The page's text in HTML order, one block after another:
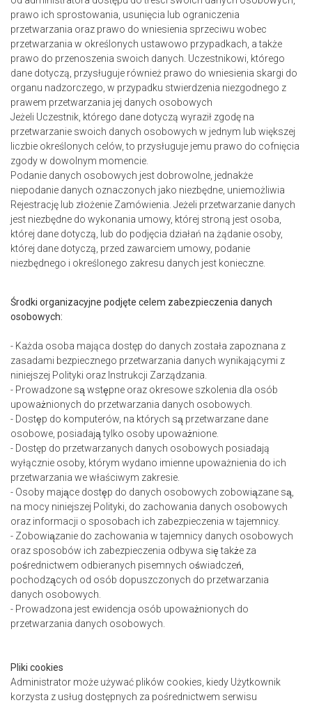
prawo ich sprostowania, usunięcia lub ograniczenia
przetwarzania oraz prawo do wniesienia sprzeciwu wobec
przetwarzania w określonych ustawowo przypadkach, a także
prawo do przenoszenia swoich danych. Uczestnikowi, którego
dane dotyczą, przysługuje również prawo do wniesienia skargi do
organu nadzorczego, w przypadku stwierdzenia niezgodnego z
prawem przetwarzania jej danych osobowych
Jeżeli Uczestnik, którego dane dotyczą wyraził zgodę na
przetwarzanie swoich danych osobowych w jednym lub większej
liczbie określonych celów, to przysługuje jemu prawo do cofnięcia
zgody w dowolnym momencie.
Podanie danych osobowych jest dobrowolne, jednakże
niepodanie danych oznaczonych jako niezbędne, uniemożliwia
Rejestrację lub złożenie Zamówienia. Jeżeli przetwarzanie danych
jest niezbędne do wykonania umowy, której stroną jest osoba,
której dane dotyczą, lub do podjęcia działań na żądanie osoby,
której dane dotyczą, przed zawarciem umowy, podanie
niezbędnego i określonego zakresu danych jest konieczne.
Środki organizacyjne podjęte celem zabezpieczenia danych
osobowych:
- Każda osoba mająca dostęp do danych została zapoznana z
zasadami bezpiecznego przetwarzania danych wynikającymi z
niniejszej Polityki oraz Instrukcji Zarządzania.
- Prowadzone są wstępne oraz okresowe szkolenia dla osób
upoważnionych do przetwarzania danych osobowych.
- Dostęp do komputerów, na których są przetwarzane dane
osobowe, posiadają tylko osoby upoważnione.
- Dostęp do przetwarzanych danych osobowych posiadają
wyłącznie osoby, którym wydano imienne upoważnienia do ich
przetwarzania we właściwym zakresie.
- Osoby mające dostęp do danych osobowych zobowiązane są,
na mocy niniejszej Polityki, do zachowania danych osobowych
oraz informacji o sposobach ich zabezpieczenia w tajemnicy.
- Zobowiązanie do zachowania w tajemnicy danych osobowych
oraz sposobów ich zabezpieczenia odbywa się także za
pośrednictwem odbieranych pisemnych oświadczeń,
pochodzących od osób dopuszczonych do przetwarzania
danych osobowych.
- Prowadzona jest ewidencja osób upoważnionych do
przetwarzania danych osobowych.
Pliki cookies
Administrator może używać plików cookies, kiedy Użytkownik
korzysta z usług dostępnych za pośrednictwem serwisu